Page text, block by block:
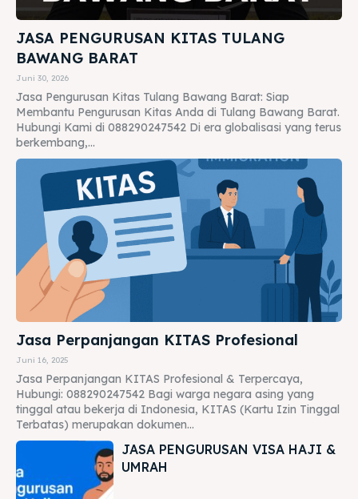
JASA PENGURUSAN KITAS TULANG
BAWANG BARAT
Juni 30, 2026
Jasa Pengurusan Kitas Tulang Bawang Barat: Siap
Membantu Pengurusan Kitas Anda di Tulang Bawang Barat.
Hubungi Kami di 088290247542 Di era globalisasi yang terus
berkembang,...
Jasa Perpanjangan KITAS Profesional
Juni 16, 2025
Jasa Perpanjangan KITAS Profesional & Terpercaya,
Hubungi: 088290247542 Bagi warga negara asing yang
tinggal atau bekerja di Indonesia, KITAS (Kartu Izin Tinggal
Terbatas) merupakan dokumen...
JASA PENGURUSAN VISA HAJI &
UMRAH